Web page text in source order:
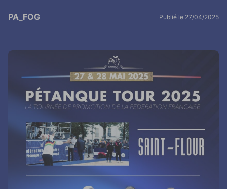
PA_FOG Publié le 27/04/2025